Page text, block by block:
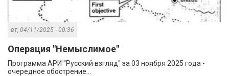
вт, 04/11/2025 - 00:36
Операция "Немыслимое"
Программа АРИ "Русский взгляд" за 03 ноября 2025 года -
очередное обострение...